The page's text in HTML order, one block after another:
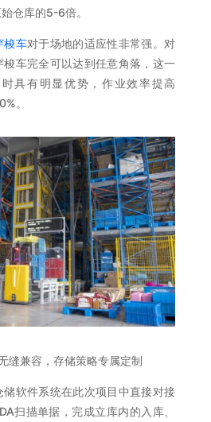
仓库的5-6倍。
梭车对于场地的适应性非常强。对
车完全可以达到任意角落，这一
具有明显优势，作业效率提高
。
缝兼容，存储策略专属定制
软件系统在此次项目中直接对接
扫描单据，完成立库内的入库、